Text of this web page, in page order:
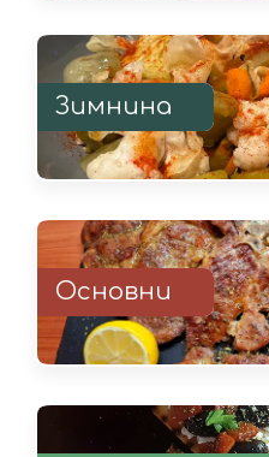
Зимнина
Основни